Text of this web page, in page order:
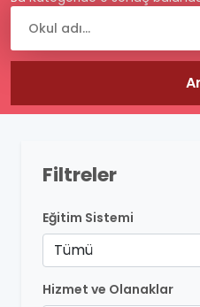
Filtreler
Eğitim Sistemi
Tümü
Hizmet ve Olanaklar